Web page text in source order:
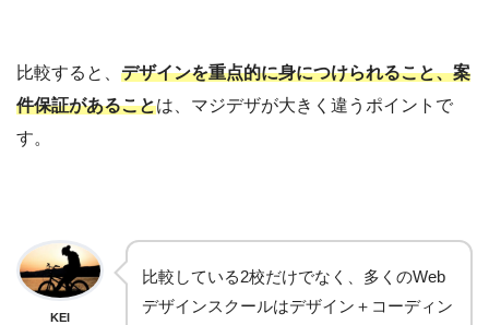
比較すると、 デザインを重点的に身につけられること、案
件保証があることは、マジデザが大きく違うポイントで
す。
KEI
比較している2校だけでなく、多くのWeb
デザインスクールはデザイン＋コーディン